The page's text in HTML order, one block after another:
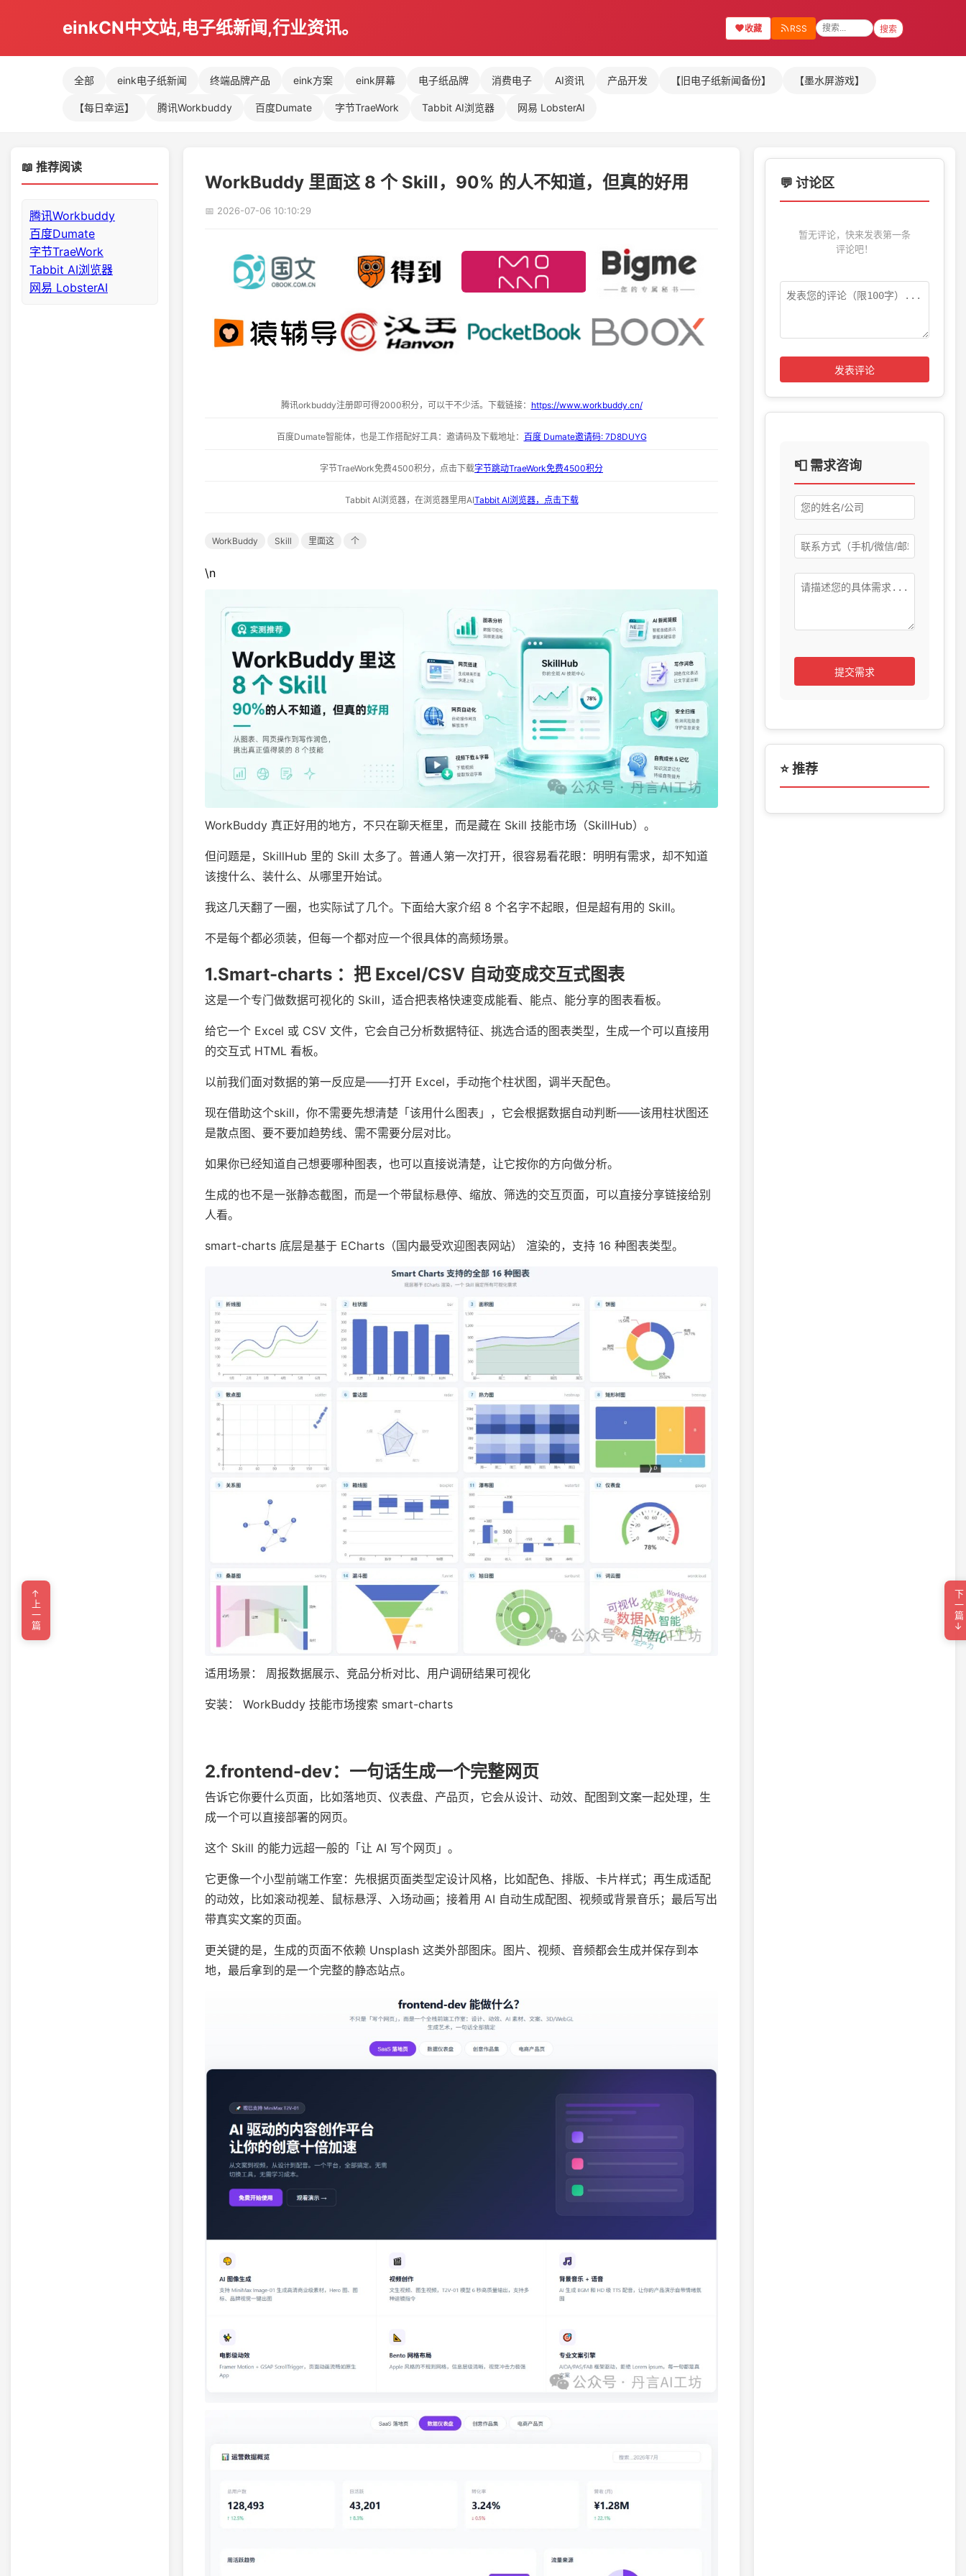
einkCN中文站,电子纸新闻,行业资讯。 收藏 RSS 搜索
全部 eink电子纸新闻 终端品牌产品 eink方案 eink屏幕 电子纸品牌 消费电子 AI资讯 产品开发 【旧电子纸新闻备份】 【墨水屏游戏】
【每日幸运】 腾讯Workbuddy 百度Dumate 字节TraeWork Tabbit AI浏览器 网易 LobsterAI
📖 推荐阅读
腾讯Workbuddy
百度Dumate
字节TraeWork
Tabbit AI浏览器
网易 LobsterAI
WorkBuddy 里面这 8 个 Skill，90% 的人不知道，但真的好用
📅 2026-07-06 10:10:29
腾讯orkbuddy注册即可得2000积分，可以干不少活。下载链接： https://www.workbuddy.cn/
百度Dumate智能体，也是工作搭配好工具：邀请码及下载地址： 百度 Dumate邀请码: 7D8DUYG
字节TraeWork免费4500积分，点击下载字节跳动TraeWork免费4500积分
Tabbit AI浏览器，在浏览器里用AITabbit AI浏览器，点击下载
WorkBuddy Skill 里面这 个
\n
WorkBuddy 真正好用的地方，不只在聊天框里，而是藏在 Skill 技能市场（SkillHub）。
但问题是，SkillHub 里的 Skill 太多了。普通人第一次打开，很容易看花眼：明明有需求，却不知道
该搜什么、装什么、从哪里开始试。
我这几天翻了一圈，也实际试了几个。下面给大家介绍 8 个名字不起眼，但是超有用的 Skill。
不是每个都必须装，但每一个都对应一个很具体的高频场景。
1.Smart-charts ：把 Excel/CSV 自动变成交互式图表
这是一个专门做数据可视化的 Skill，适合把表格快速变成能看、能点、能分享的图表看板。
给它一个 Excel 或 CSV 文件，它会自己分析数据特征、挑选合适的图表类型，生成一个可以直接用
的交互式 HTML 看板。
以前我们面对数据的第一反应是——打开 Excel，手动拖个柱状图，调半天配色。
现在借助这个skill，你不需要先想清楚「该用什么图表」，它会根据数据自动判断——该用柱状图还
是散点图、要不要加趋势线、需不需要分层对比。
如果你已经知道自己想要哪种图表，也可以直接说清楚，让它按你的方向做分析。
生成的也不是一张静态截图，而是一个带鼠标悬停、缩放、筛选的交互页面，可以直接分享链接给别
人看。
smart-charts 底层是基于 ECharts（国内最受欢迎图表网站） 渲染的，支持 16 种图表类型。
适用场景： 周报数据展示、竞品分析对比、用户调研结果可视化
安装： WorkBuddy 技能市场搜索 smart-charts
2.frontend-dev：一句话生成一个完整网页
告诉它你要什么页面，比如落地页、仪表盘、产品页，它会从设计、动效、配图到文案一起处理，生
成一个可以直接部署的网页。
这个 Skill 的能力远超一般的「让 AI 写个网页」。
它更像一个小型前端工作室：先根据页面类型定设计风格，比如配色、排版、卡片样式；再生成适配
的动效，比如滚动视差、鼠标悬浮、入场动画；接着用 AI 自动生成配图、视频或背景音乐；最后写出
带真实文案的页面。
更关键的是，生成的页面不依赖 Unsplash 这类外部图床。图片、视频、音频都会生成并保存到本
地，最后拿到的是一个完整的静态站点。
💬 讨论区
暂无评论，快来发表第一条
评论吧！
发表评论
📮 需求咨询
提交需求
⭐ 推荐
←上一篇 下一篇→